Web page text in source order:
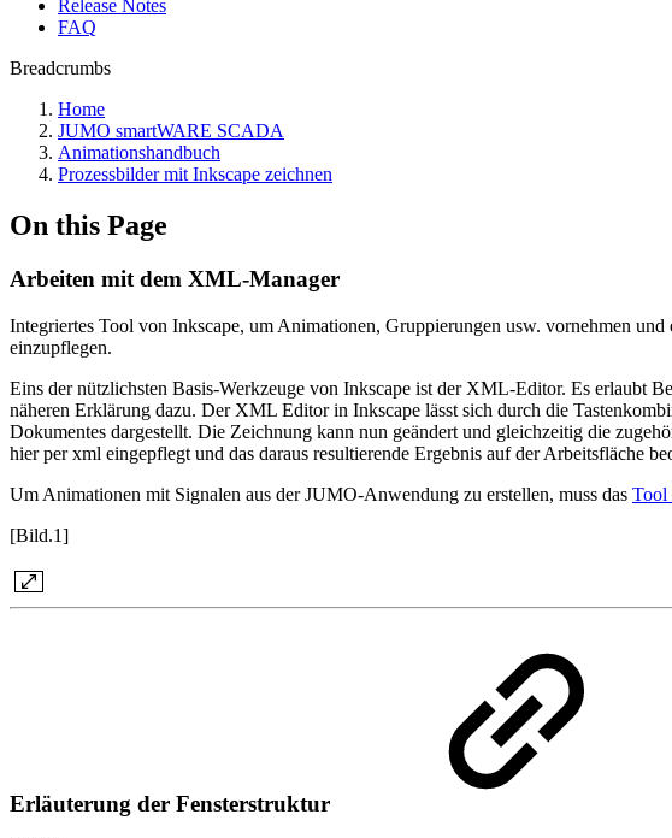
Release Notes
FAQ
Breadcrumbs
Home
JUMO smartWARE SCADA
Animationshandbuch
Prozessbilder mit Inkscape zeichnen
On this Page
Arbeiten mit dem XML-Manager
Integriertes Tool von Inkscape, um Animationen, Gruppierungen usw. vornehmen
einzupflegen.
Eins der nützlichsten Basis-Werkzeuge von Inkscape ist der XML-Editor. Es erlaubt
näheren Erklärung dazu. Der XML Editor in Inkscape lässt sich durch die
Dokumentes dargestellt. Die Zeichnung kann nun geändert und gleichzeitig die
hier per xml eingepflegt und das daraus resultierende Ergebnis auf der Arbeitsfläche
Um Animationen mit Signalen aus der JUMO-Anwendung zu erstellen, muss das Tool
[Bild.1]
Erläuterung der Fensterstruktur